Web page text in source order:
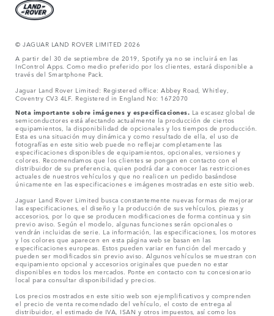
© JAGUAR LAND ROVER LIMITED 2026
A partir del 30 de septiembre de 2019, Spotify ya no se incluirá en las
InControl Apps. Como medio preferido por los clientes, estará disponible a
través del Smartphone Pack.
Jaguar Land Rover Limited: Registered office: Abbey Road, Whitley,
Coventry CV3 4LF. Registered in England No: 1672070
Nota importante sobre imágenes y especificaciones. La escasez global de
semiconductores está afectando actualmente la producción de ciertos
equipamientos, la disponibilidad de opcionales y los tiempos de producción.
Esta es una situación muy dinámica y como resultado de ella, el uso de
fotografías en este sitio web puede no reflejar completamente las
especificaciones disponibles de equipamientos, opcionales, versiones y
colores. Recomendamos que los clientes se pongan en contacto con el
distribuidor de su preferencia, quien podrá dar a conocer las restricciones
actuales de nuestros vehículos y que no realicen un pedido basándose
únicamente en las especificaciones e imágenes mostradas en este sitio web.
Jaguar Land Rover Limited busca constantemente nuevas formas de mejorar
las especificaciones, el diseño y la producción de sus vehículos, piezas y
accesorios, por lo que se producen modificaciones de forma continua y sin
previo aviso. Según el modelo, algunas funciones serán opcionales o
vendrán incluidas de serie. La información, las especificaciones, los motores
y los colores que aparecen en esta página web se basan en las
especificaciones europeas. Estos pueden variar en función del mercado y
pueden ser modificados sin previo aviso. Algunos vehículos se muestran con
equipamiento opcional y accesorios originales que pueden no estar
disponibles en todos los mercados. Ponte en contacto con tu concesionario
local para consultar disponibilidad y precios.
Los precios mostrados en este sitio web son ejemplificativos y comprenden
el precio de venta recomendado del vehículo, el costo de entrega al
distribuidor, el estimado de IVA, ISAN y otros impuestos, así como los